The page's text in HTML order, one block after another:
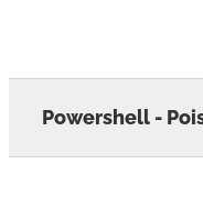
Powershell -